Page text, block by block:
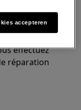
effectuez
réparation
accepteren